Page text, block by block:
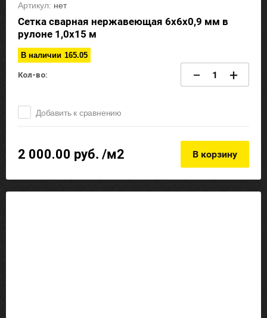
Артикул: нет
Сетка сварная нержавеющая 6х6х0,9 мм в
рулоне 1,0х15 м
В наличии 165.05
Кол-во: − +
Добавить к сравнению
2 000.00 руб. /м2 В корзину